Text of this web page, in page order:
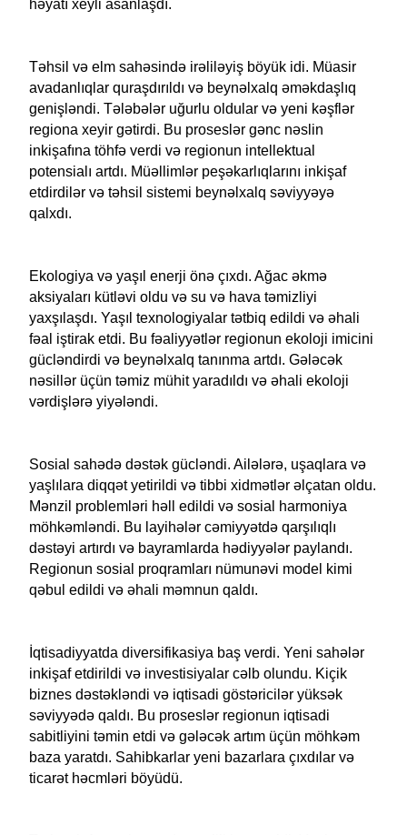
həyatı xeyli asanlaşdı.
Təhsil və elm sahəsində irəliləyiş böyük idi. Müasir
avadanlıqlar quraşdırıldı və beynəlxalq əməkdaşlıq
genişləndi. Tələbələr uğurlu oldular və yeni kəşflər
regiona xeyir gətirdi. Bu proseslər gənc nəslin
inkişafına töhfə verdi və regionun intellektual
potensialı artdı. Müəllimlər peşəkarlıqlarını inkişaf
etdirdilər və təhsil sistemi beynəlxalq səviyyəyə
qalxdı.
Ekologiya və yaşıl enerji önə çıxdı. Ağac əkmə
aksiyaları kütləvi oldu və su və hava təmizliyi
yaxşılaşdı. Yaşıl texnologiyalar tətbiq edildi və əhali
fəal iştirak etdi. Bu fəaliyyətlər regionun ekoloji imicini
gücləndirdi və beynəlxalq tanınma artdı. Gələcək
nəsillər üçün təmiz mühit yaradıldı və əhali ekoloji
vərdişlərə yiyələndi.
Sosial sahədə dəstək gücləndi. Ailələrə, uşaqlara və
yaşlılara diqqət yetirildi və tibbi xidmətlər əlçatan oldu.
Mənzil problemləri həll edildi və sosial harmoniya
möhkəmləndi. Bu layihələr cəmiyyətdə qarşılıqlı
dəstəyi artırdı və bayramlarda hədiyyələr paylandı.
Regionun sosial proqramları nümunəvi model kimi
qəbul edildi və əhali məmnun qaldı.
İqtisadiyyatda diversifikasiya baş verdi. Yeni sahələr
inkişaf etdirildi və investisiyalar cəlb olundu. Kiçik
biznes dəstəkləndi və iqtisadi göstəricilər yüksək
səviyyədə qaldı. Bu proseslər regionun iqtisadi
sabitliyini təmin etdi və gələcək artım üçün möhkəm
baza yaratdı. Sahibkarlar yeni bazarlara çıxdılar və
ticarət həcmləri böyüdü.